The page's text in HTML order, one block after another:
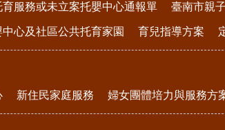
服務或未立案托嬰中心通報單 臺南市親
心及社區公共托育家園 育兒指導方案
新住民家庭服務 婦女團體培力與服務方